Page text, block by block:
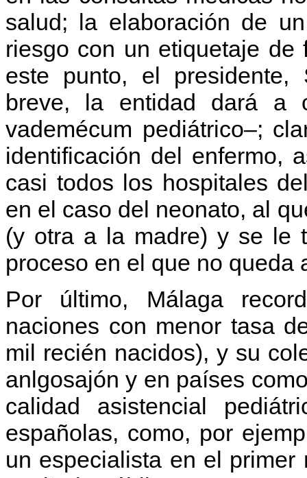
salud; la elaboración de
riesgo con un etiquetaje de
este punto, el presidente,
breve, la entidad dará a
vademécum pediátrico–;
identificación del enfermo,
casi todos los hospitales
en el caso del neonato, al
(y otra a la madre) y se le
proceso en el que no queda
Por último, Málaga
naciones con menor tasa
mil recién nacidos), y su
anlgosajón y en países
calidad asistencial
españolas, como, por
un especialista en el